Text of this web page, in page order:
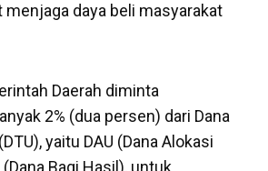
menjaga daya beli masyarakat
Daerah diminta
2% (dua persen) dari Dana
yaitu DAU (Dana Alokasi